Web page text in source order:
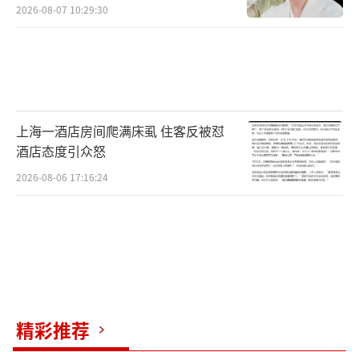
2026-08-07 10:29:30
上海一酒店房间爬满床虱 住客反被怼
酒店态度引众怒
2026-08-06 17:16:24
精彩推荐